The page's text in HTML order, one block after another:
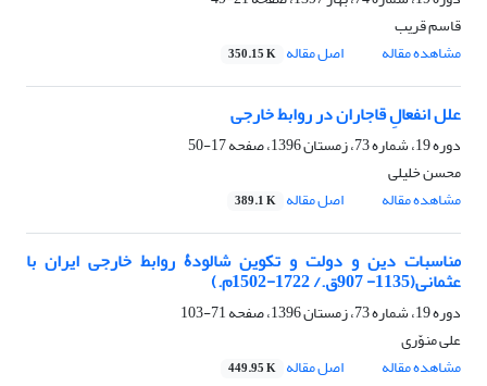
قاسم قریب
مشاهده مقاله
اصل مقاله 350.15 K
علل انفعالِ قاجاران در روابط خارجی
دوره 19، شماره 73، زمستان 1396، صفحه
17-50
محسن خلیلی
مشاهده مقاله
اصل مقاله 389.1 K
مناسبات دین و دولت و تکوین شالودۀ روابط خارجی ایران با
عثمانی(1135- 907ق./ 1722-1502م.)
دوره 19، شماره 73، زمستان 1396، صفحه
71-103
علی منوّری
مشاهده مقاله
اصل مقاله 449.95 K